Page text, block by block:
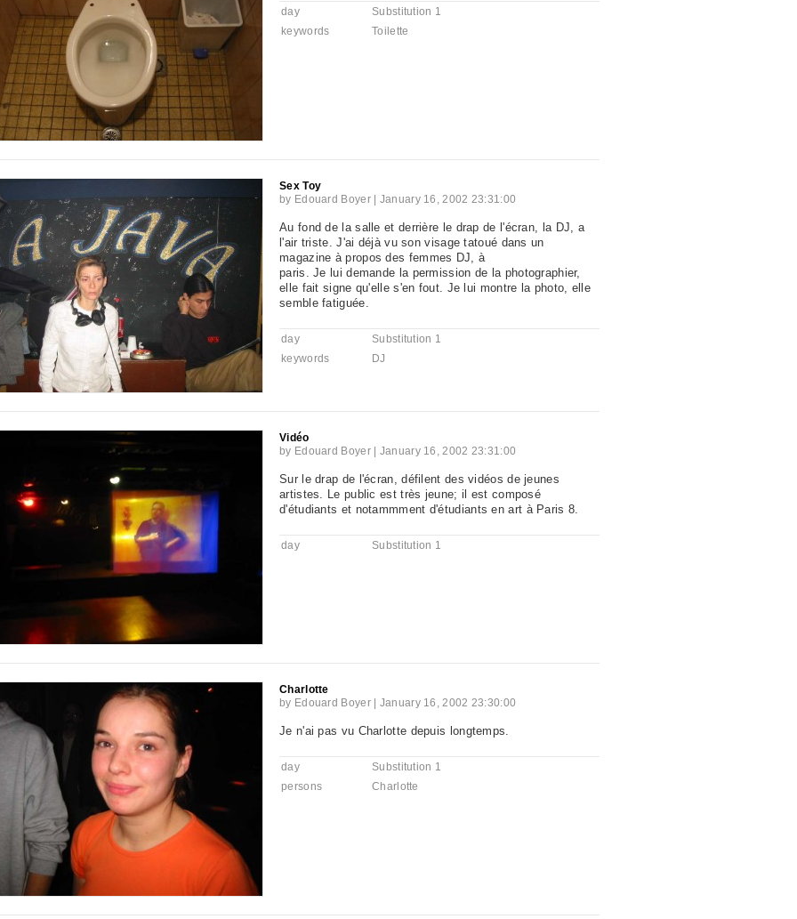
day
Substitution 1
keywords
Toilette
Sex Toy
by Edouard Boyer| January 16, 2002 23:31:00
Au fond de la salle et derrière le drap de l'écran, la DJ, a
l'air triste. J'ai déjà vu son visage tatoué dans un
magazine à propos des femmes DJ, à
paris. Je lui demande la permission de la photographier,
elle fait signe qu'elle s'en fout. Je lui montre la photo, elle
semble fatiguée.
day
Substitution 1
keywords
DJ
Vidéo
by Edouard Boyer| January 16, 2002 23:31:00
Sur le drap de l'écran, défilent des vidéos de jeunes
artistes. Le public est très jeune; il est composé
d'étudiants et notammment d'étudiants en art à Paris 8.
day Substitution 1
Charlotte
by Edouard Boyer| January 16, 2002 23:30:00
Je n'ai pas vu Charlotte depuis longtemps.
day
Substitution 1
persons
Charlotte